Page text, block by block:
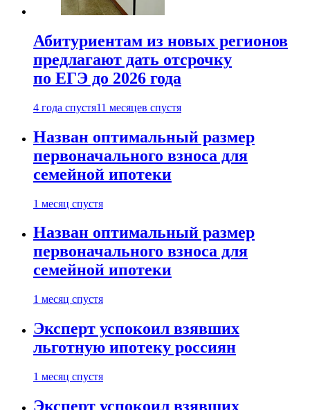
Абитуриентам из новых регионов
предлагают дать отсрочку
по ЕГЭ до 2026 года
4 года спустя11 месяцев спустя
Назван оптимальный размер
первоначального взноса для
семейной ипотеки
1 месяц спустя
Назван оптимальный размер
первоначального взноса для
семейной ипотеки
1 месяц спустя
Эксперт успокоил взявших
льготную ипотеку россиян
1 месяц спустя
Эксперт успокоил взявших